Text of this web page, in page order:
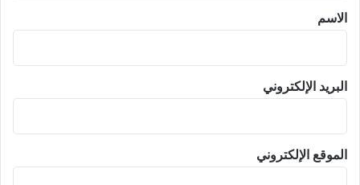
*
الاسم
البريد الإلكتروني
الموقع الإلكتروني